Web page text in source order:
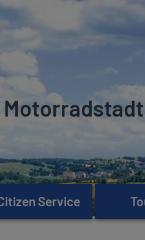
Motorradstadt
Service